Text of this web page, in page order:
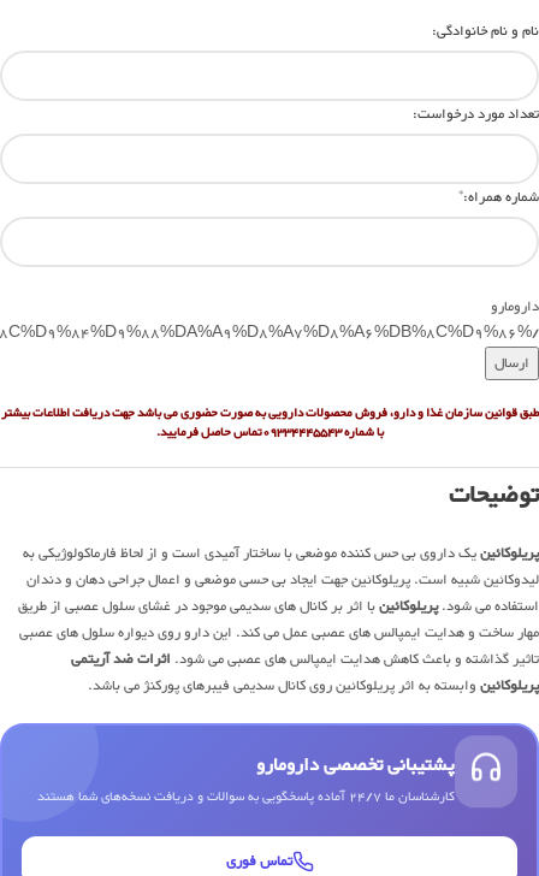
نام و نام خانوادگی:
تعداد مورد درخواست:
شماره همراه:*
دارومارو
/%D9%BE%D8%B1%DB%8C%D9%84%D9%88%DA%A9%D8%A7%D8%A6%DB%8C%D9%86/”>
طبق قوانین سازمان غذا و دارو، فروش محصولات دارویی به صورت حضوری می باشد جهت دریافت اطلاعات بیشتر
با شماره09334445543تماس حاصل فرمایید.
توضیحات
پریلوکائینیک داروی بی حس کننده موضعی با ساختار آمیدی است و از لحاظ فارماکولوژیکی به
لیدوکائین شبیه است. پریلوکائین جهت ایجاد بی حسی موضعی و اعمال جراحی دهان و دندان
استفاده می شود.پریلوکائینبا اثر بر کانال های سدیمی موجود در غشای سلول عصبی از طریق
مهار ساخت و هدایت ایمپالس های عصبی عمل می کند. این دارو روی دیواره سلول های عصبی
تاثیر گذاشته و باعث کاهش هدایت ایمپالس های عصبی می شود. اثرات ضد آریتمی
پریلوکائینوابسته به اثر پریلوکائین روی کانال سدیمی فیبرهای پورکنژ می باشد.
پشتیبانی تخصصی دارومارو
کارشناسان ما 24/7 آماده پاسخگویی به سوالات و دریافت نسخه‌های شما هستند
تماس فوری